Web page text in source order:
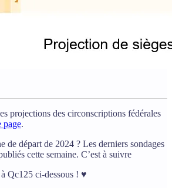
projections des circonscriptions fédérales
page.
de départ de 2024 ? Les derniers sondages
cette semaine. C’est à suivre
Qc125 ci-dessous ! ♥